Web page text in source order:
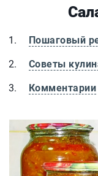
Пошаговый
Советы
Комментарии
Салат Вкус августа